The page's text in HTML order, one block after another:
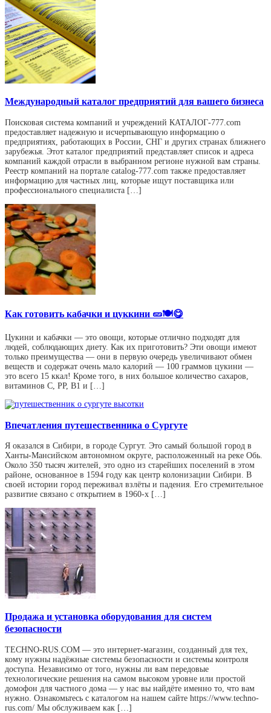
Международный каталог предприятий для вашего бизнеса
Поисковая система компаний и учреждений КАТАЛОГ-777.com
предоставляет надежную и исчерпывающую информацию о
предприятиях, работающих в России, СНГ и других странах ближнего
зарубежья. Этот каталог предприятий представляет список и адреса
компаний каждой отрасли в выбранном регионе нужной вам страны.
Реестр компаний на портале catalog-777.com также предоставляет
информацию для частных лиц, которые ищут поставщика или
профессионального специалиста […]
Как готовить кабачки и цуккини 🥒🍽😋
Цукини и кабачки — это овощи, которые отлично подходят для
людей, соблюдающих диету. Как их приготовить? Эти овощи имеют
только преимущества — они в первую очередь увеличивают обмен
веществ и содержат очень мало калорий — 100 граммов цукини —
это всего 15 ккал! Кроме того, в них большое количество сахаров,
витаминов С, РР, В1 и […]
Впечатления путешественника о Сургуте
Я оказался в Сибири, в городе Сургут. Это самый большой город в
Ханты-Мансийском автономном округе, расположенный на реке Обь.
Около 350 тысяч жителей, это одно из старейших поселений в этом
районе, основанное в 1594 году как центр колонизации Сибири. В
своей истории город переживал взлёты и падения. Его стремительное
развитие связано с открытием в 1960-х […]
Продажа и установка оборудования для систем
безопасности
TECHNO-RUS.COM — это интернет-магазин, созданный для тех,
кому нужны надёжные системы безопасности и системы контроля
доступа. Независимо от того, нужны ли вам передовые
технологические решения на самом высоком уровне или простой
домофон для частного дома — у нас вы найдёте именно то, что вам
нужно. Ознакомьтесь с каталогом на нашем сайте https://www.techno-
rus.com/ Мы обслуживаем как […]